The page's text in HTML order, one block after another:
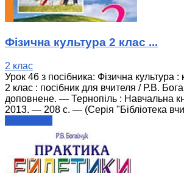
Фізична культура 2 клас ...
2 клас
Урок 46 з посібника: Фізична культура :
2 клас : посібник для вчителя / Р.В.
доповнене. — Тернопіль : Навчальна
2013. — 208 с. — (Серія "Бібліотека